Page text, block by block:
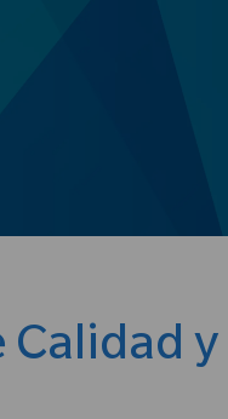
Calidad